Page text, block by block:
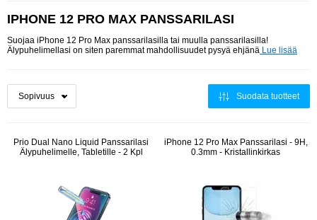
IPHONE 12 PRO MAX PANSSARILASI
Suojaa iPhone 12 Pro Max panssarilasilla tai muulla panssarilasilla!
Älypuhelimellasi on siten paremmat mahdollisuudet pysyä ehjänä Lue lisää
Suodata tuotteet
Prio Dual Nano Liquid Panssarilasi
Älypuhelimelle, Tabletille - 2 Kpl
iPhone 12 Pro Max Panssarilasi - 9H,
0.3mm - Kristallinkirkas